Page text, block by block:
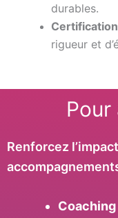
durables.
rigueur et
Pour
Renforcez